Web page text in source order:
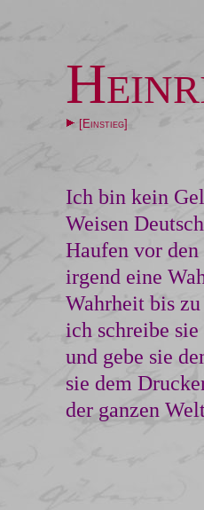
[Einstieg]
Ich bin kein
Weisen
Haufen vor
irgend eine
Wahrheit bis
ich schreibe
und gebe sie
sie dem
der ganzen